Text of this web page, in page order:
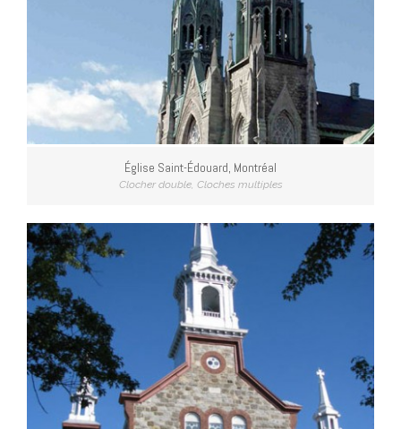
Église Saint-Édouard, Montréal
Clocher double, Cloches multiples